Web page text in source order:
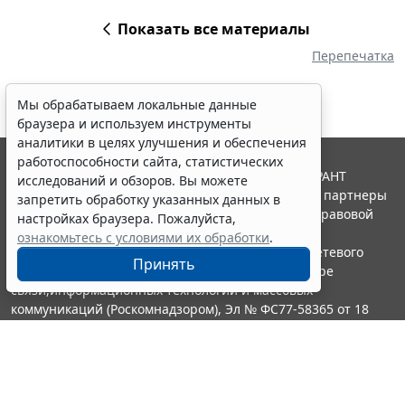
Показать все материалы
Перепечатка
Мы обрабатываем локальные данные
браузера и используем инструменты
аналитики в целях улучшения и обеспечения
работоспособности сайта, статистических
исследований и обзоров. Вы можете
запретить обработку указанных данных в
настройках браузера. Пожалуйста,
ознакомьтесь с условиями их обработки.
Принять
© ООО "НПП "ГАРАНТ-СЕРВИС", 2026. Система ГАРАНТ
выпускается с 1990 года. Компания "Гарант" и ее партнеры
являются участниками Российской ассоциации правовой
информации ГАРАНТ.
Портал ГАРАНТ.РУ зарегистрирован в качестве сетевого
издания Федеральной службой по надзору в сфере
связи,информационных технологий и массовых
коммуникаций (Роскомнадзором), Эл № ФС77-58365 от 18